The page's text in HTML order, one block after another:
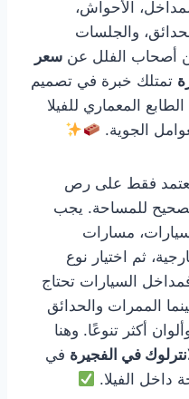
الأحواش،
والجلسات
أصحاب الفلل عن سعر
تمتلك خبرة في تصميم
المعماري للفيلا
الجوية.
يعتمد فقط على رص
للمساحة. يجب
مسارات
ثم اختيار نوع
السيارات تحتاج
الممرات والحدائق
أكثر تنوعًا. وهنا
في الفجيرة في
داخل الفيلا.